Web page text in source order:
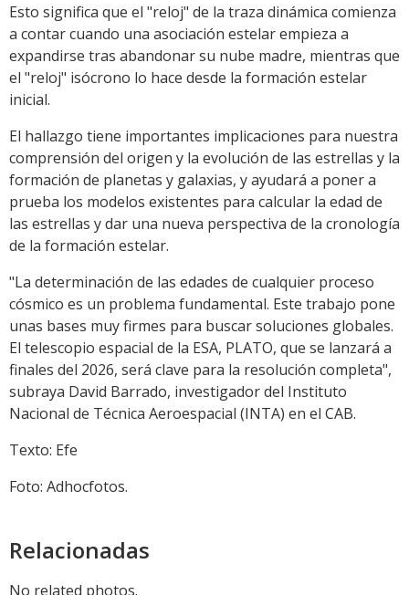
Esto significa que el "reloj" de la traza dinámica comienza
a contar cuando una asociación estelar empieza a
expandirse tras abandonar su nube madre, mientras que
el "reloj" isócrono lo hace desde la formación estelar
inicial.
El hallazgo tiene importantes implicaciones para nuestra
comprensión del origen y la evolución de las estrellas y la
formación de planetas y galaxias, y ayudará a poner a
prueba los modelos existentes para calcular la edad de
las estrellas y dar una nueva perspectiva de la cronología
de la formación estelar.
"La determinación de las edades de cualquier proceso
cósmico es un problema fundamental. Este trabajo pone
unas bases muy firmes para buscar soluciones globales.
El telescopio espacial de la ESA, PLATO, que se lanzará a
finales del 2026, será clave para la resolución completa",
subraya David Barrado, investigador del Instituto
Nacional de Técnica Aeroespacial (INTA) en el CAB.
Texto: Efe
Foto: Adhocfotos.
Relacionadas
No related photos.